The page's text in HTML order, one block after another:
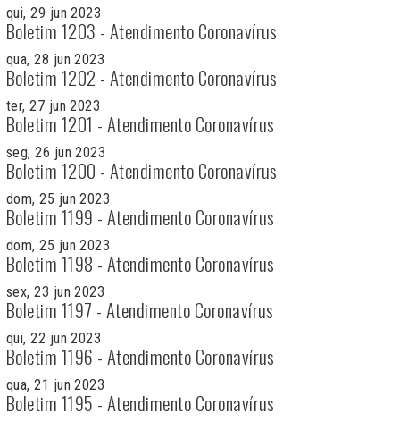
qui, 29 jun 2023
Boletim 1203 - Atendimento Coronavírus
qua, 28 jun 2023
Boletim 1202 - Atendimento Coronavírus
ter, 27 jun 2023
Boletim 1201 - Atendimento Coronavírus
seg, 26 jun 2023
Boletim 1200 - Atendimento Coronavírus
dom, 25 jun 2023
Boletim 1199 - Atendimento Coronavírus
dom, 25 jun 2023
Boletim 1198 - Atendimento Coronavírus
sex, 23 jun 2023
Boletim 1197 - Atendimento Coronavírus
qui, 22 jun 2023
Boletim 1196 - Atendimento Coronavírus
qua, 21 jun 2023
Boletim 1195 - Atendimento Coronavírus